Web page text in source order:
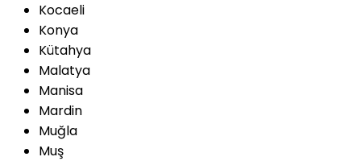
Kocaeli
Konya
Kütahya
Malatya
Manisa
Mardin
Muğla
Muş